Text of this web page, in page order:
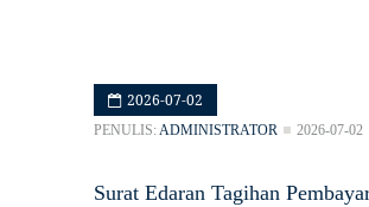
2026-07-02
PENULIS:ADMINISTRATOR 2026-07-02
Surat Edaran Tagihan